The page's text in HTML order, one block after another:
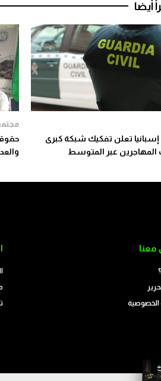
أيضا
تعلن تفكيك شبكة كبرى
المهاجرين عبر المتوسط
معنا